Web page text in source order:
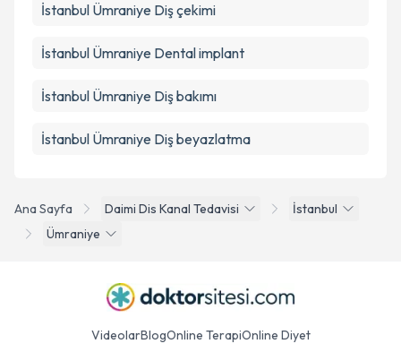
Ana Sayfa Daimi Dis Kanal Tedavisi
İstanbul
Ümraniye
İstanbul Ümraniye Diş çekimi
İstanbul Ümraniye Dental implant
İstanbul Ümraniye Diş bakımı
İstanbul Ümraniye Diş beyazlatma
VideolarBlogOnline TerapiOnline Diyet